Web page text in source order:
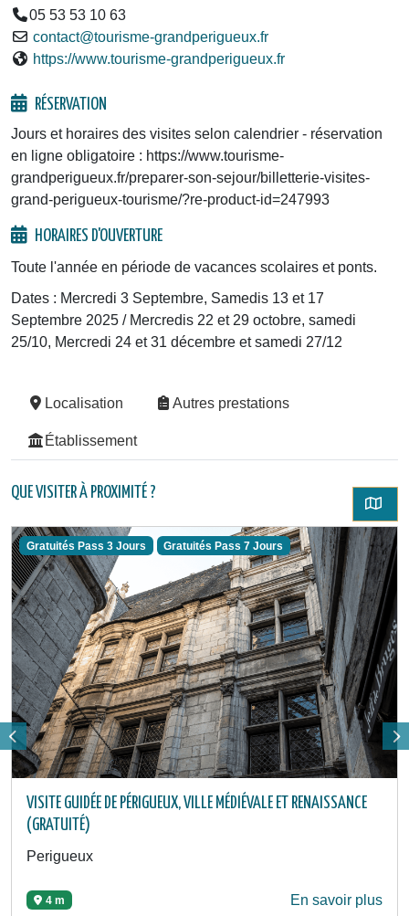
05 53 53 10 63
contact@tourisme-grandperigueux.fr
https://www.tourisme-grandperigueux.fr
RÉSERVATION
Jours et horaires des visites selon calendrier - réservation
en ligne obligatoire : https://www.tourisme-
grandperigueux.fr/preparer-son-sejour/billetterie-visites-
grand-perigueux-tourisme/?re-product-id=247993
HORAIRES D'OUVERTURE
Toute l'année en période de vacances scolaires et ponts.
Dates : Mercredi 3 Septembre, Samedis 13 et 17
Septembre 2025 / Mercredis 22 et 29 octobre, samedi
25/10, Mercredi 24 et 31 décembre et samedi 27/12
Localisation Autres prestations
Établissement
QUE VISITER À PROXIMITÉ ?
Gratuités Pass 3 Jours Gratuités Pass 7 Jours
VISITE GUIDÉE DE PÉRIGUEUX, VILLE MÉDIÉVALE ET RENAISSANCE
(GRATUITÉ)
Perigueux
4 m En savoir plus